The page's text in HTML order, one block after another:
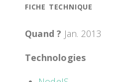
FICHE TECHNIQUE
Quand ? Jan. 2013
Technologies